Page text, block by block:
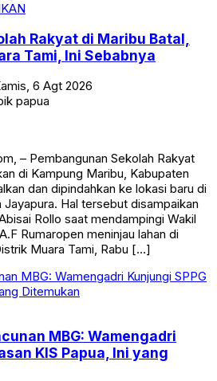
Rakyat di Maribu Batal,
Tami, Ini Sebabnya
6 Agt 2026
papua
– Pembangunan Sekolah Rakyat
di Kampung Maribu, Kabupaten
dan dipindahkan ke lokasi baru di
Jayapura. Hal tersebut disampaikan
Rollo saat mendampingi Wakil
Rumaropen meninjau lahan di
Muara Tami, Rabu […]
MBG: Wamengadri
KIS Papua, Ini yang